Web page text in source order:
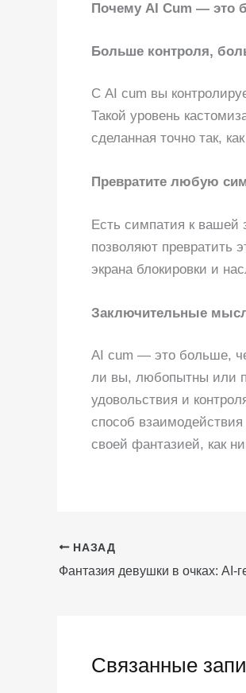
Почему AI Cum — это
Больше контроля,
С AI cum вы
Такой уровень
сделанная точно так,
Превратите любую
Есть симпатия к вашей
позволяют превратить
экрана блокировки и
Заключительные
AI cum — это больше,
ли вы, любопытны или
удовольствия и
способ
своей фантазией, как
НАЗАД
Связанные